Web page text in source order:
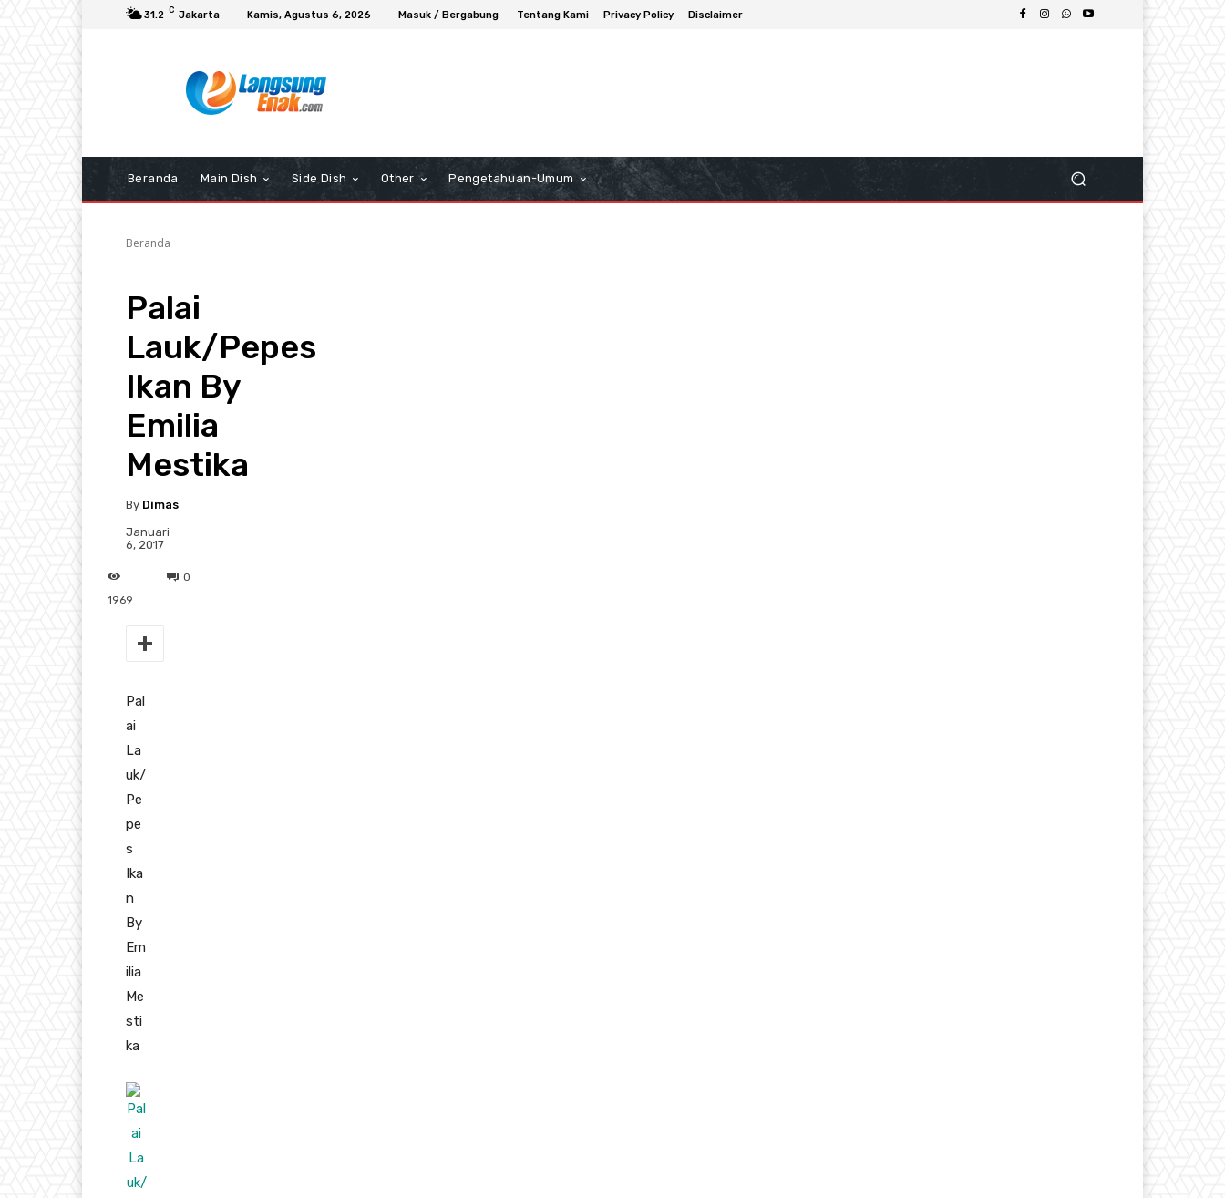
31.2 C Jakarta Kamis, Agustus 6, 2026 Masuk / Bergabung Tentang Kami Privacy Policy Disclaimer
Beranda Main Dish Side Dish Other Pengetahuan-Umum
Beranda
Palai
Lauk/Pepes
Ikan By
Emilia
Mestika
By Dimas
Januari
6, 2017
0
1969
Pal
ai
La
uk/
Pe
pe
s
Ika
n
By
Em
ilia
Me
sti
ka